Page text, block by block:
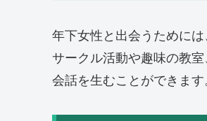
年下女性と出会うために
サークル活動や趣味の教
会話を生むことができま